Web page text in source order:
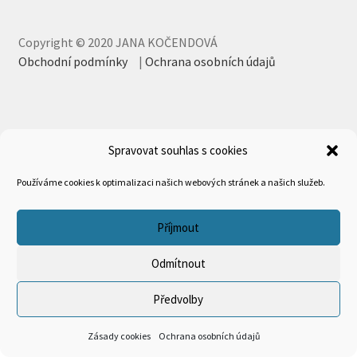
Spravovat souhlas s cookies
Používáme cookies k optimalizaci našich webových stránek a našich služeb.
Příjmout
Odmítnout
Předvolby
Zásady cookies Ochrana osobních údajů
Copyright © 2020 JANA KOČENDOVÁ
Obchodní podmínky
| Ochrana osobních údajů
0